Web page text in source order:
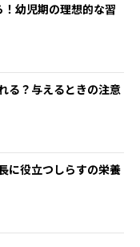
幼児期の理想的な習
る？与えるときの注意
に役立つしらすの栄養